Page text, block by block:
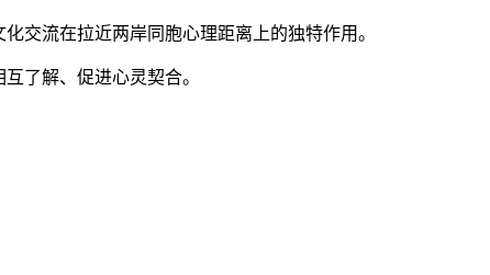
流在拉近两岸同胞心理距离上的独特作用。
了解、促进心灵契合。